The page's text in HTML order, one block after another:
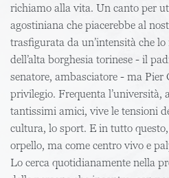
richiamo alla vita. Un canto per
agostiniana che piacerebbe al
trasfigurata da un’intensità che
dell’alta borghesia torinese - il
senatore, ambasciatore - ma Pier
privilegio. Frequenta l’università,
tantissimi amici, vive le tensioni
cultura, lo sport. E in tutto
orpello, ma come centro vivo e
Lo cerca quotidianamente nella